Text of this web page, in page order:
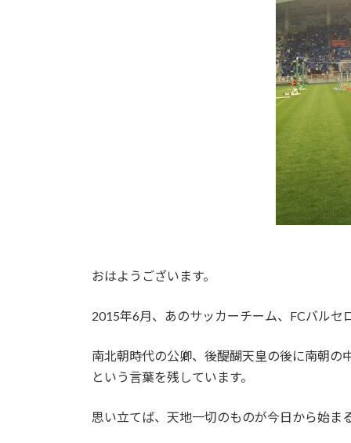
おはようございます。
2015年6月、あのサッカーチーム、FCバル
南北朝時代の公卿、後醍醐天皇の後に南朝
という言葉を残しています。
思い立てば、天地一切のものが今日から始ま